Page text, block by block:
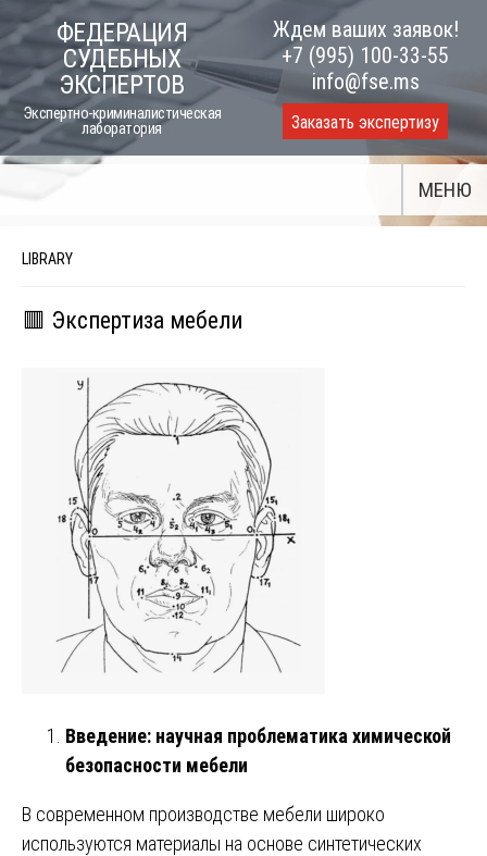
to
content
ФЕДЕРАЦИЯ
СУДЕБНЫХ
ЭКСПЕРТОВ
Экспертно-криминалистическая
лаборатория
Ждем ваших заявок!
+7 (995) 100-33-55
info@fse.ms
Заказать экспертизу
МЕНЮ
LIBRARY
🟥 Экспертиза мебели
Введение: научная проблематика химической
безопасности мебели
В современном производстве мебели широко
используются материалы на основе синтетических